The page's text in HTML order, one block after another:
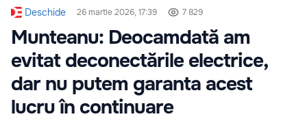
Deschide 26 martie 2026, 17:39 7 829
Munteanu: Deocamdată am
evitat deconectările electrice,
dar nu putem garanta acest
lucru în continuare